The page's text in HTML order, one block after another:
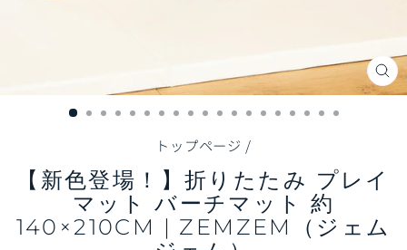
閉
じ
トップページ /
【新色登場！】折りたたみ プレイ
マット バーチマット 約
140×210CM | ZEMZEM（ジェム